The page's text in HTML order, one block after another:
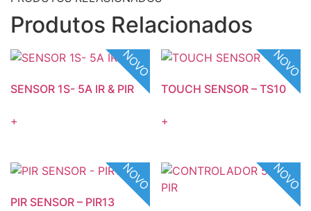
Produtos Relacionados
NOVO
SENSOR 1S- 5A IR & PIR
+
NOVO
TOUCH SENSOR – TS10
+
NOVO
PIR SENSOR – PIR13
NOVO